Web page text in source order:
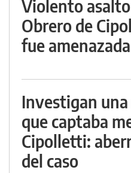
Violento
Obrero de
fue
Investigan
que captaba
Cipolletti:
del caso